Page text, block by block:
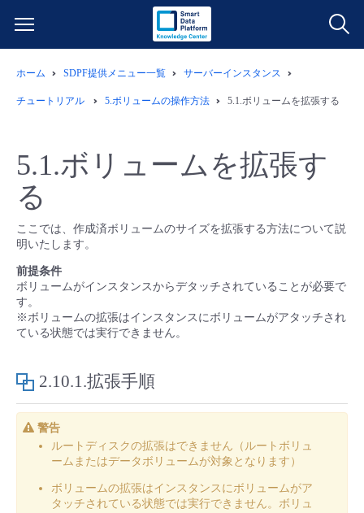
サービス一覧
クラウド/サーバー
モニタリング/監査
管理機能
すべてのメニューを見る
データ利活用
IoT
サポート
管理機能
すべてのメニューを見る
料金情報
クラウド/サーバー
IoT
モニタリング/監査
サポート
ご利用開始ガイド
■ 管理機能
- 管理機能
■ セットアップガイド
- 初期設定・確認
- ユーザー機能の管理
ユースケース
- バックアップ
- データと分析
- IoT
- マルチクラウド利用
故障/メンテナンス情報
故障/メンテナンス履歴
メンテナンス予定
定期メンテナンス
販売パートナー向けプログラム
協業パートナー
トレーニング/操作動画
脱炭素化
ホーム SDPF提供メニュー一覧 サーバーインスタンス
チュートリアル 5.ボリュームの操作方法 5.1.ボリュームを拡張する
5.1.ボリュームを拡張す
る
ここでは、作成済ボリュームのサイズを拡張する方法について説
明いたします。
前提条件
ボリュームがインスタンスからデタッチされていることが必要で
す。
※ボリュームの拡張はインスタンスにボリュームがアタッチされ
ている状態では実行できません。
2.10.1.拡張手順
警告
ルートディスクの拡張はできません（ルートボリュ
ームまたはデータボリュームが対象となります）
ボリュームの拡張はインスタンスにボリュームがア
タッチされている状態では実行できません。ボリュ